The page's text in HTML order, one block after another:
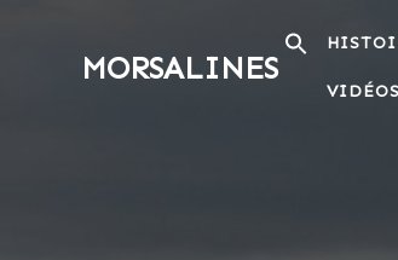
MORSALINES
VIDÉOS